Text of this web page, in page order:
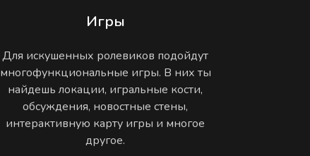
Игры
Для искушенных ролевиков подойдут
многофункциональные игры. В них ты
найдешь локации, игральные кости,
обсуждения, новостные стены,
интерактивную карту игры и многое
другое.